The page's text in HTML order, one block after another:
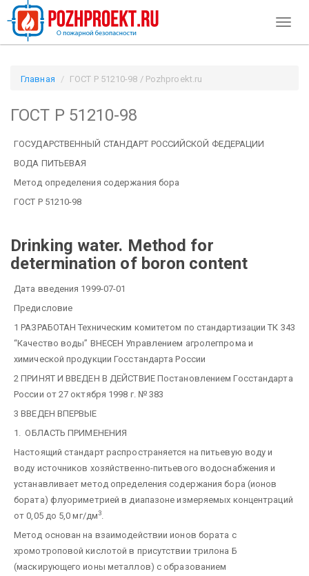
Главная ГОСТ Р 51210-98 / Pozhproekt.ru
ГОСТ Р 51210-98
ГОСУДАРСТВЕННЫЙ СТАНДАРТ РОССИЙСКОЙ ФЕДЕРАЦИИ
ВОДА ПИТЬЕВАЯ
Метод определения содержания бора
ГОСТ Р 51210-98
Drinking water. Method for
determination of boron content
Дата введения 1999-07-01
Предисловие
1 РАЗРАБОТАН Техническим комитетом по стандартизации ТК 343
“Качество воды” ВНЕСЕН Управлением агролегпрома и
химической продукции Госстандарта России
2 ПРИНЯТ И ВВЕДЕН В ДЕЙСТВИЕ Постановлением Госстандарта
России от 27 октября 1998 г. № 383
3 ВВЕДЕН ВПЕРВЫЕ
1. ОБЛАСТЬ ПРИМЕНЕНИЯ
Настоящий стандарт распространяется на питьевую воду и
воду источников хозяйственно-питьевого водоснабжения и
устанавливает метод определения содержания бора (ионов
бората) флуориметрией в диапазоне измеряемых концентраций
от 0,05 до 5,0 мг/дм3
Метод основан на взаимодействии ионов бората с
хромотроповой кислотой в присутствии трилона Б
(маскирующего ионы металлов) с образованием